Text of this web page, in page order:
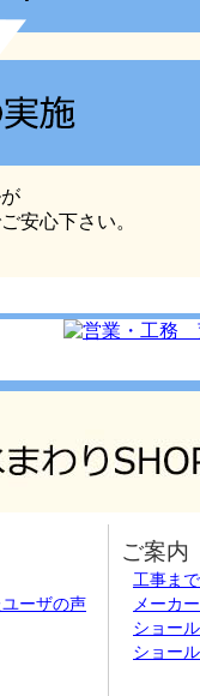
安心下さい。
ーザの声
ご案内
工事ま
メーカ
ショー
ショー